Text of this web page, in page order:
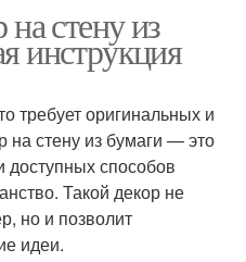
Объемные украшения
Украшения для стен
на стену из
инструкция
требует оригинальных и
на стену из бумаги — это
способов
Такой декор не
но и позволит
идеи.